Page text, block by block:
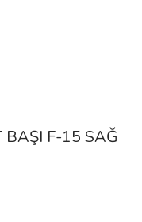
BAŞI F-15 SAĞ